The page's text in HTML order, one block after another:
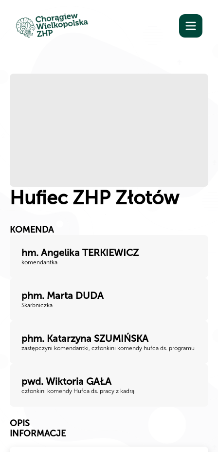
Hufiec ZHP Złotów
KOMENDA
hm. Angelika TERKIEWICZ
komendantka
phm. Marta DUDA
Skarbniczka
phm. Katarzyna SZUMIŃSKA
zastępczyni komendantki, członkini komendy hufca ds. programu
pwd. Wiktoria GAŁA
członkini komendy Hufca ds. pracy z kadrą
OPIS
INFORMACJE